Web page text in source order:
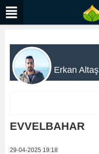
Erkan Altaş
EVVELBAHAR
29-04-2025 19:18